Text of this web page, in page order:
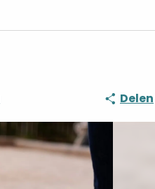
Delen